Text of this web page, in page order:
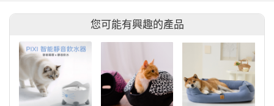
您可能有興趣的產品